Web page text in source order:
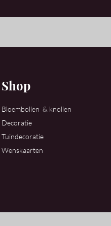
Shop
Bloembollen & knollen
Decoratie
Tuindecoratie
Wenskaarten